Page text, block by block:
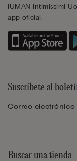
IUMAN Intimissimi
app oficial.
Suscríbete al
Buscar una tienda